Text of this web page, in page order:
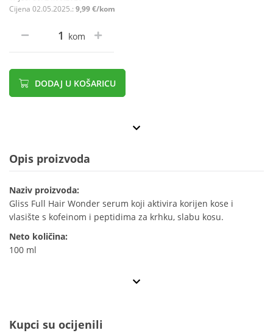
Cijena 02.05.2025.: 9,99 €/kom
kom
DODAJ U KOŠARICU
Opis proizvoda
Naziv proizvoda:
Gliss Full Hair Wonder serum koji aktivira korijen kose i
vlasište s kofeinom i peptidima za krhku, slabu kosu.
Neto količina:
100 ml
Kupci su ocijenili